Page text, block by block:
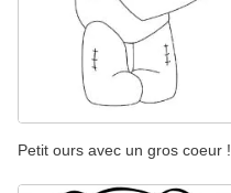
Petit ours avec un gros coeur !